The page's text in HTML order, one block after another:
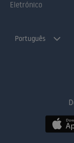
Eletrónico
Português